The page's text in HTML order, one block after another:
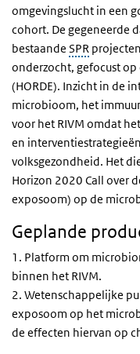
omgevingslucht in een
cohort. De gegeneerde
bestaande SPR
onderzocht, gefocust op
(HORDE). Inzicht in de
microbioom, het
voor het RIVM omdat
en
volksgezondheid. Het
Horizon 2020 Call over
exposoom) op de
Geplande
1. Platform om
binnen het RIVM.
2. Wetenschappelijke
exposoom op het
de effecten hiervan op